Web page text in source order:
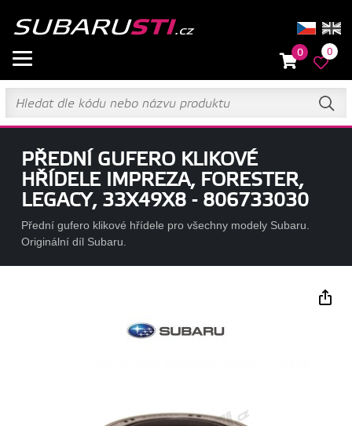
0 0
PŘEDNÍ GUFERO KLIKOVÉ
HŘÍDELE IMPREZA, FORESTER,
LEGACY, 33X49X8 - 806733030
Přední gufero klikové hřídele pro všechny modely Subaru.
Originální díl Subaru.